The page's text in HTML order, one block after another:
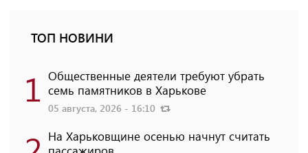
ТОП НОВИНИ
1 Общественные деятели требуют убрать
семь памятников в Харькове
05 августа, 2026 - 16:10
На Харьковщине осенью начнут считать